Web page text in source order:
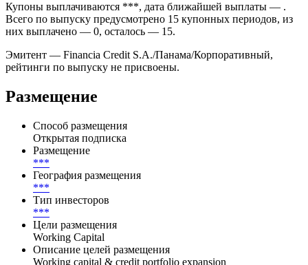
Купоны выплачиваются ***, дата ближайшей выплаты — .
Всего по выпуску предусмотрено 15 купонных периодов, из
них выплачено — 0, осталось — 15.
Эмитент — Financia Credit S.A./Панама/Корпоративный,
рейтинги по выпуску не присвоены.
Размещение
Способ размещения
Открытая подписка
Размещение
***
География размещения
***
Тип инвесторов
***
Цели размещения
Working Capital
Описание целей размещения
Working capital & credit portfolio expansion